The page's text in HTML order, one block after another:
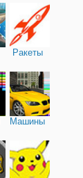
Ракеты
Машины